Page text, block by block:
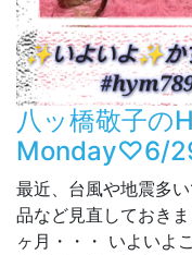
八ッ橋敬子の
Monday♡6/
最近、台風や地震多
品など見直しておきま
ヶ月・・・ いよいよ